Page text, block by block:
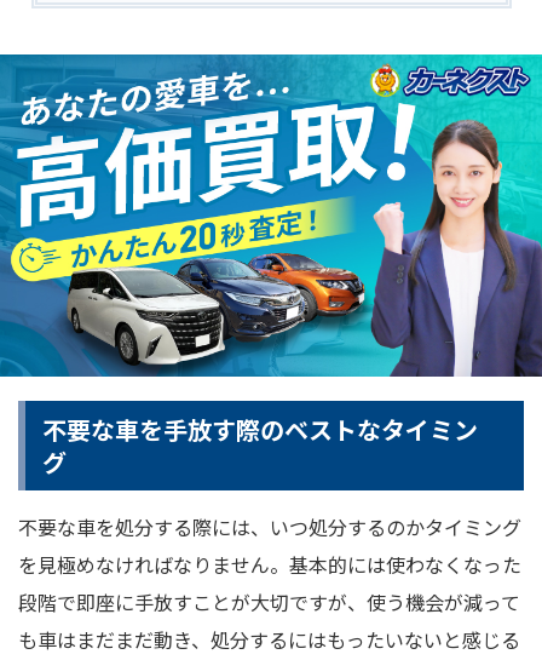
不要な車を手放す際のベストなタイミン
グ
不要な車を処分する際には、いつ処分するのかタイミング
を見極めなければなりません。基本的には使わなくなった
段階で即座に手放すことが大切ですが、使う機会が減って
も車はまだまだ動き、処分するにはもったいないと感じる